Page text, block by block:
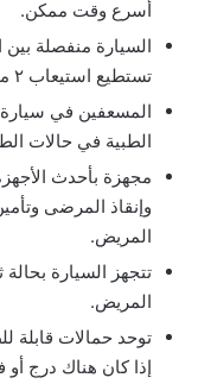
أسرع وقت ممكن.
السيارة منفصلة
تستطيع استيعاب ٢ ممرضين على الحمالتين، و٢ سائقين.
المسعفين في سيارة
الطبية في حالات
مجهزة بأحدث
وإنقاذ المرضى
المريض.
تتجهز السيارة
المريض.
توحد حمالات
إذا كان هناك درج أو